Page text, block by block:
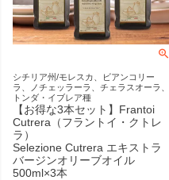
シチリア州/モレスカ、ビアンコリー
ラ、ノチェッラーラ、チェラスオーラ、
トンダ・イブレア種
【お得な3本セット】Frantoi
Cutrera（フラントイ・クトレ
ラ）
Selezione Cutrera エキストラ
バージンオリーブオイル
500ml×3本